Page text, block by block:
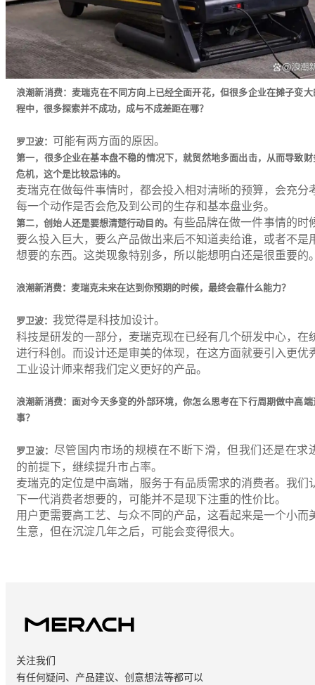
浪潮新消费：麦瑞克在不同方向上已经全面开花，但很多企业在摊子变大
程中，很多探索并不成功，成与不成差距在哪？
罗卫波： 可能有两方面的原因。
第一，很多企业在基本盘不稳的情况下，就贸然地多面出击，从而导致财
危机，这个是比较忌讳的。
麦瑞克在做每件事情时，都会投入相对清晰的预算，会充分
每一个动作是否会危及到公司的生存和基本盘业务。
第二，创始人还是要想清楚行动目的。 有些品牌在做一件事情的时
要么投入巨大，要么产品做出来后不知道卖给谁，或者不是
想要的东西。这类现象特别多，所以能想明白还是很重要的
浪潮新消费：麦瑞克未来在达到你预期的时候，最终会靠什么能力？
罗卫波： 我觉得是科技加设计。
科技是研发的一部分，麦瑞克现在已经有几个研发中心，在
进行科创。而设计还是审美的体现，在这方面就要引入更优
工业设计师来帮我们定义更好的产品。
浪潮新消费：面对今天多变的外部环境，你怎么思考在下行周期做中高端
事？
罗卫波： 尽管国内市场的规模在不断下滑，但我们还是在求
的前提下，继续提升市占率。
麦瑞克的定位是中高端，服务于有品质需求的消费者。我们
下一代消费者想要的，可能并不是现下注重的性价比。
用户更需要高工艺、与众不同的产品，这看起来是一个小而
生意，但在沉淀几年之后，可能会变得很大。
关注我们
有任何疑问、产品建议、创意想法等都可以